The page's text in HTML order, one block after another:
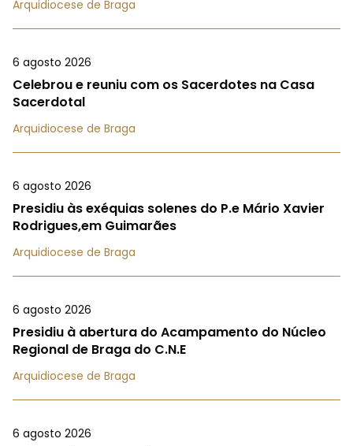
Arquidiocese de Braga
6 agosto 2026
Celebrou e reuniu com os Sacerdotes na Casa
Sacerdotal
Arquidiocese de Braga
6 agosto 2026
Presidiu às exéquias solenes do P.e Mário Xavier
Rodrigues,em Guimarães
Arquidiocese de Braga
6 agosto 2026
Presidiu à abertura do Acampamento do Núcleo
Regional de Braga do C.N.E
Arquidiocese de Braga
6 agosto 2026